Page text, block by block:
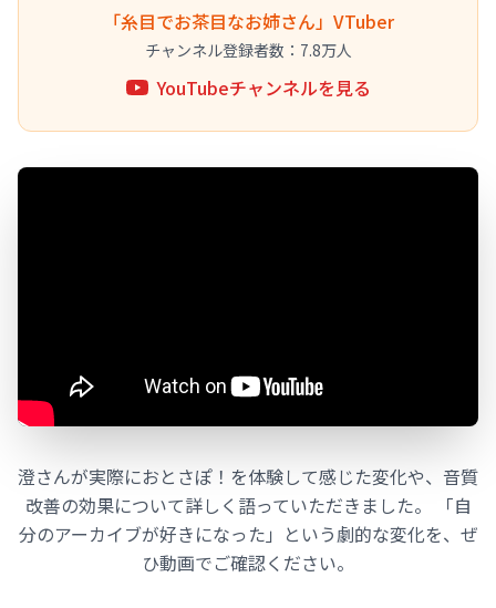
「糸目でお茶目なお姉さん」VTuber
チャンネル登録者数：7.8万人
YouTubeチャンネルを見る
澄さんが実際におとさぽ！を体験して感じた変化や、音質
改善の効果について詳しく語っていただきました。 「自
分のアーカイブが好きになった」という劇的な変化を、ぜ
ひ動画でご確認ください。